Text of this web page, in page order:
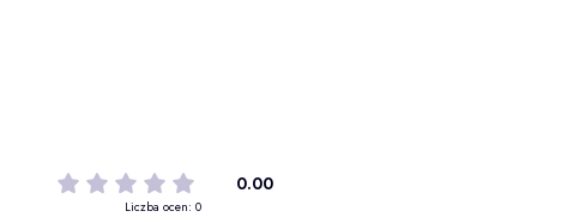
0.00
Liczba ocen: 0